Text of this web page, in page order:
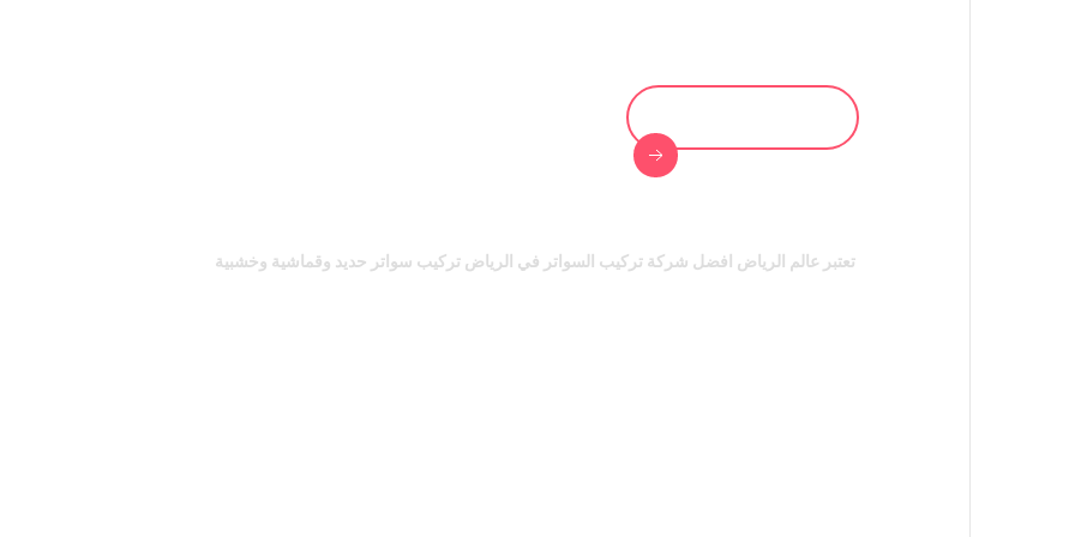
تعتبر عالم الرياض افضل شركة تركيب السواتر في الرياض تركيب سواتر حديد وقماشية وخشبية